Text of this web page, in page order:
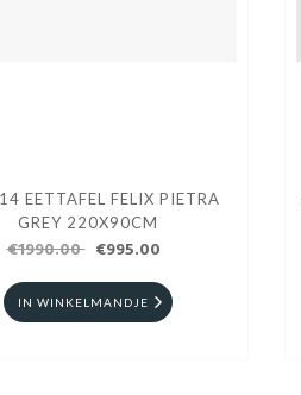
EETTAFEL FELIX PIETRA
GREY 220X90CM
€1990.00 €995.00
IN WINKELMANDJE